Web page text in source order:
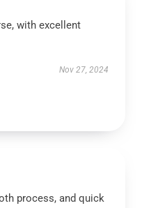
with excellent
Nov 27, 2024
process, and quick